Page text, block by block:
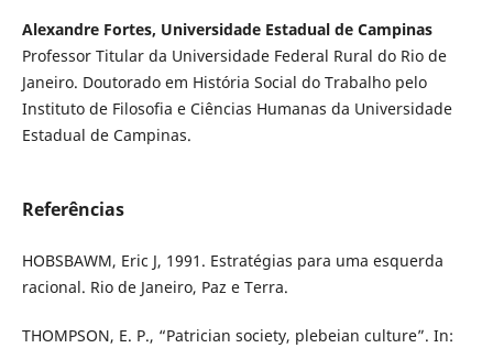
Alexandre Fortes, Universidade Estadual de Campinas
Professor Titular da Universidade Federal Rural do Rio de
Janeiro. Doutorado em História Social do Trabalho pelo
Instituto de Filosofia e Ciências Humanas da Universidade
Estadual de Campinas.
Referências
HOBSBAWM, Eric J, 1991. Estratégias para uma esquerda
racional. Rio de Janeiro, Paz e Terra.
THOMPSON, E. P., “Patrician society, plebeian culture”. In: